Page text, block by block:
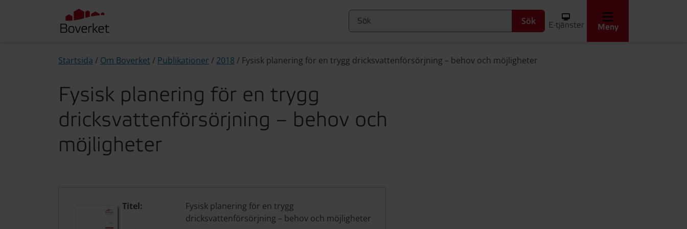
Sök E-tjänster Meny
Startsida / Om Boverket / Publikationer / 2018 / Fysisk planering för en trygg dricksvattenförsörjning – behov och möjligheter
Fysisk planering för en trygg
dricksvattenförsörjning – behov och
möjligheter
Titel:
Fysisk planering för en trygg
dricksvattenförsörjning – behov och möjligheter